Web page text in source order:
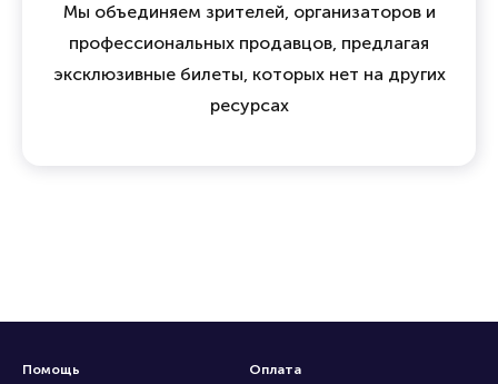
Мы объединяем зрителей, организаторов и
профессиональных продавцов, предлагая
эксклюзивные билеты, которых нет на других
ресурсах
Помощь
Оплата